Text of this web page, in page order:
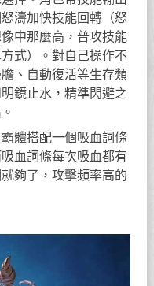
濤加快技能回轉（怒
中那麼高，普攻技能
式）。對自己操作不
、自動復活等生存類
鏡止水，精準閃避之
體搭配一個吸血詞條
血詞條每次吸血都有
夠了，攻擊頻率高的